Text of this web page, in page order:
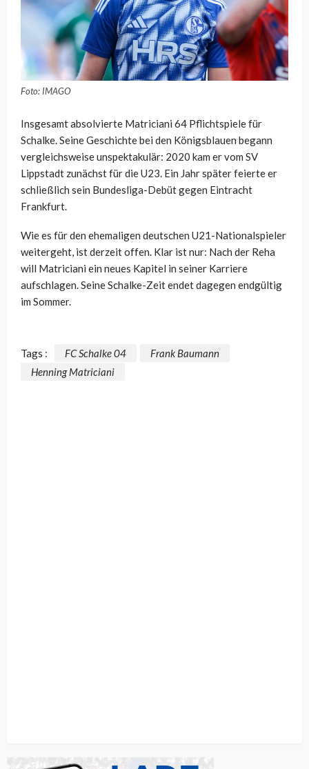
Foto: IMAGO
Insgesamt absolvierte Matriciani 64 Pflichtspiele für
Schalke. Seine Geschichte bei den Königsblauen begann
vergleichsweise unspektakulär: 2020 kam er vom SV
Lippstadt zunächst für die U23. Ein Jahr später feierte er
schließlich sein Bundesliga-Debüt gegen Eintracht
Frankfurt.
Wie es für den ehemaligen deutschen U21-Nationalspieler
weitergeht, ist derzeit offen. Klar ist nur: Nach der Reha
will Matriciani ein neues Kapitel in seiner Karriere
aufschlagen. Seine Schalke-Zeit endet dagegen endgültig
im Sommer.
Tags : FC Schalke 04
Frank Baumann
Henning Matriciani